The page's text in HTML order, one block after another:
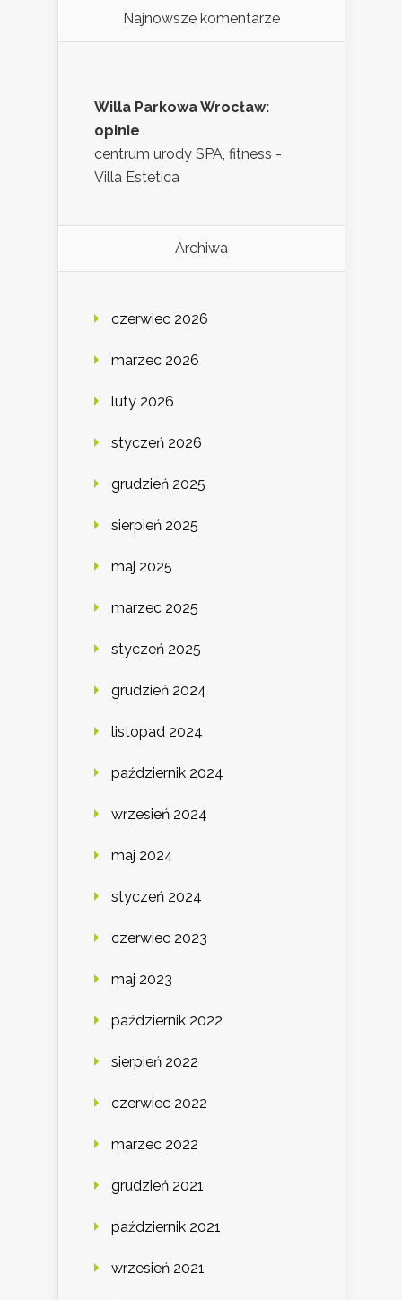
Najnowsze komentarze
Willa Parkowa Wrocław:
opinie
centrum urody SPA, fitness -
Villa Estetica
Archiwa
czerwiec 2026
marzec 2026
luty 2026
styczeń 2026
grudzień 2025
sierpień 2025
maj 2025
marzec 2025
styczeń 2025
grudzień 2024
listopad 2024
październik 2024
wrzesień 2024
maj 2024
styczeń 2024
czerwiec 2023
maj 2023
październik 2022
sierpień 2022
czerwiec 2022
marzec 2022
grudzień 2021
październik 2021
wrzesień 2021